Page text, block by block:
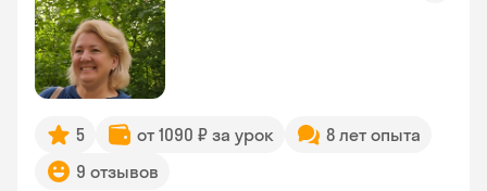
5 от 1090 ₽ за урок
8 лет опыта
9 отзывов